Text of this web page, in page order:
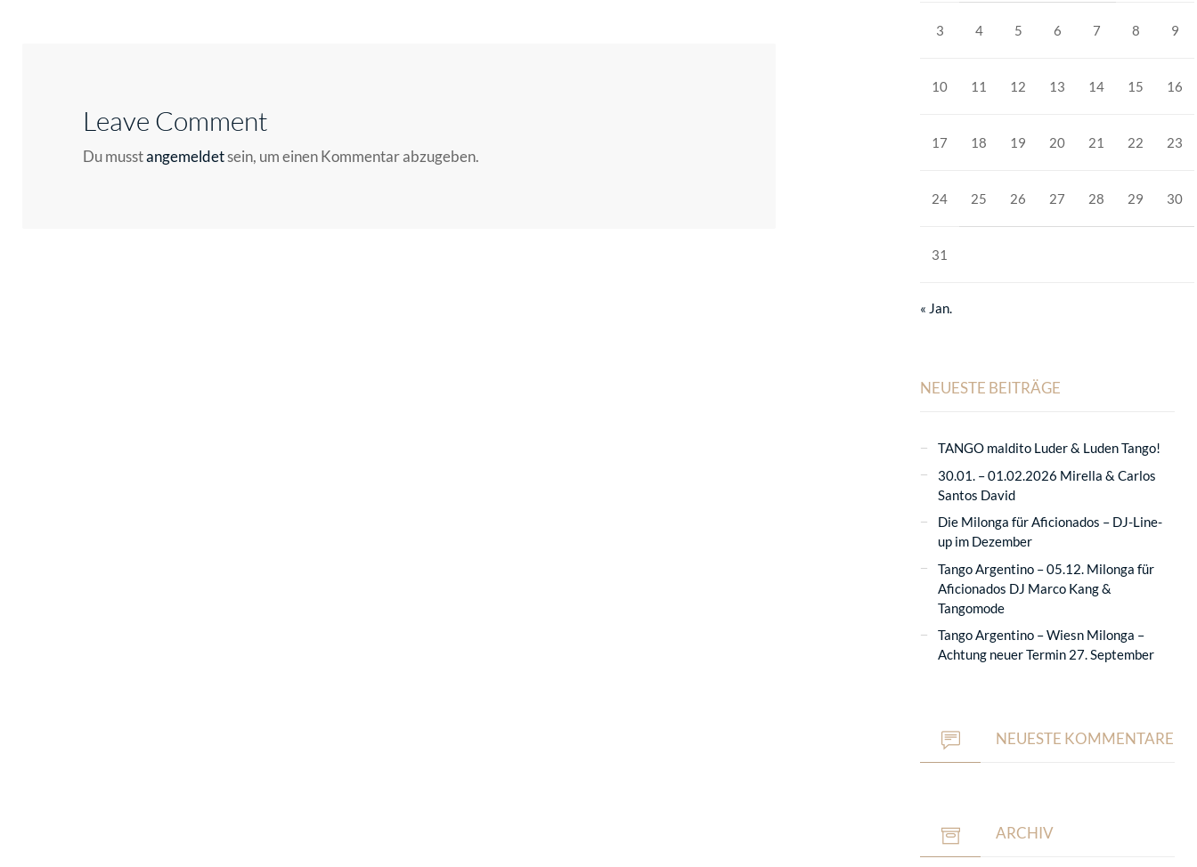
Leave Comment
Du musstangemeldetsein, um einen Kommentar abzugeben.
3 4 5 6 7 8 9
10 11 12 13 14 15 16
17 18 19 20 21 22 23
24 25 26 27 28 29 30
31
« Jan.
NEUESTE BEITRÄGE
TANGO maldito Luder & Luden Tango!
30.01. – 01.02.2026 Mirella & Carlos
Santos David
Die Milonga für Aficionados – DJ-Line-
up im Dezember
Tango Argentino – 05.12. Milonga für
Aficionados DJ Marco Kang &
Tangomode
Tango Argentino – Wiesn Milonga –
Achtung neuer Termin 27. September
NEUESTE KOMMENTARE
ARCHIV